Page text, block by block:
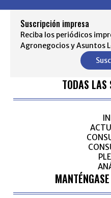
Suscripción impresa
Reciba los periódicos
Agronegocios y Asuntos
TODAS LAS